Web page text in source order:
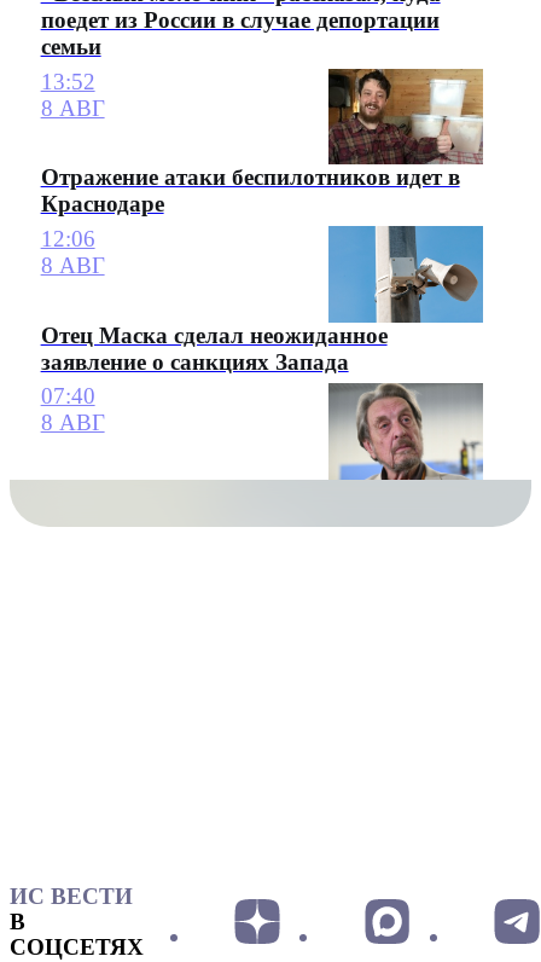
поедет из России в случае депортации
семьи
13:52
8 АВГ
Отражение атаки беспилотников идет в
Краснодаре
12:06
8 АВГ
Отец Маска сделал неожиданное
заявление о санкциях Запада
07:40
8 АВГ
ИС ВЕСТИ
В
СОЦСЕТЯХ